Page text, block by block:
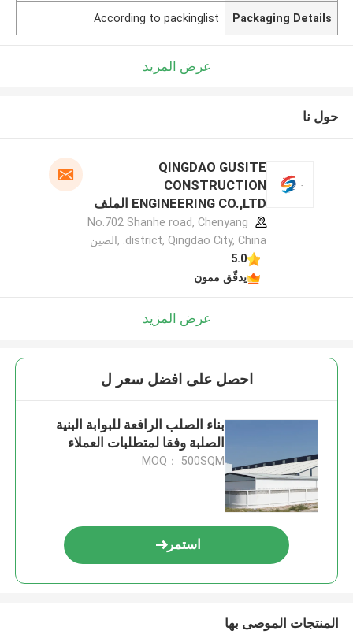
Packaging Details
According to packinglist
عرض المزيد
حول نا
QINGDAO GUSITE
CONSTRUCTION
ENGINEERING CO.,LTD الملف
الشركة المصنعة
No.702 Shanhe road, Chenyang
district, Qingdao City, China. ,الصين
5.0
يدقّق ممون
عرض المزيد
احصل على افضل سعر ل
بناء الصلب الرافعة للبوابة البنية
الصلبة وفقا لمتطلبات العملاء
MOQ： 500SQM
استمر
المنتجات الموصى بها